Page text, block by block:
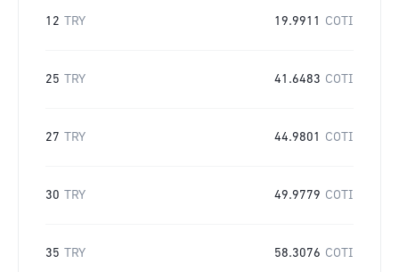
12 TRY 19.9911 COTI
25 TRY 41.6483 COTI
27 TRY 44.9801 COTI
30 TRY 49.9779 COTI
35 TRY 58.3076 COTI